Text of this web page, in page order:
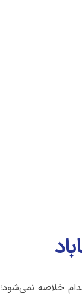
خلاصه نمی‌شود؛